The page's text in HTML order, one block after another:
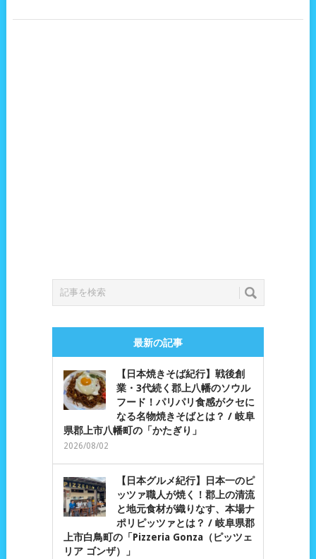
最新の記事
【日本焼きそば紀行】戦後創
業・3代続く郡上八幡のソウル
フード！パリパリ食感がクセに
なる名物焼きそばとは？ / 岐阜
県郡上市八幡町の「かたぎり」
2026/08/02
【日本グルメ紀行】日本一のピ
ッツァ職人が焼く！郡上の清流
と地元食材が織りなす、本場ナ
ポリピッツァとは？ / 岐阜県郡
上市白鳥町の「Pizzeria Gonza（ピッツェ
リア ゴンザ）」